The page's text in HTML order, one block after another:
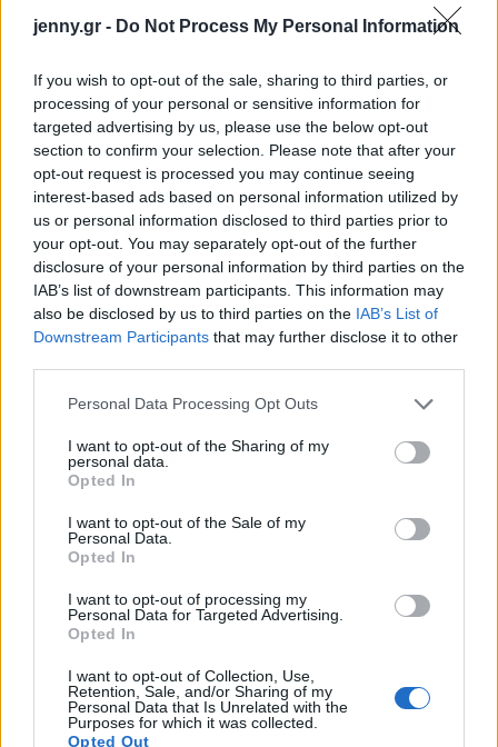
jenny.gr - Do Not Process My Personal Information
If you wish to opt-out of the sale, sharing to third parties, or
processing of your personal or sensitive information for
targeted advertising by us, please use the below opt-out
section to confirm your selection. Please note that after your
opt-out request is processed you may continue seeing
interest-based ads based on personal information utilized by
us or personal information disclosed to third parties prior to
your opt-out. You may separately opt-out of the further
disclosure of your personal information by third parties on the
IAB’s list of downstream participants. This information may
also be disclosed by us to third parties on the IAB’s List of
Downstream Participants that may further disclose it to other
Please note that this website/app uses one or more Google
not limited to your visit or usage behaviour. You may click to
grant or deny consent to Google and its third-party tags to
use your data for below specified purposes in below Google
consent section.
Personal Data Processing Opt Outs
I want to opt-out of the Sharing of my
personal data.
Opted In
I want to opt-out of the Sale of my
Personal Data.
Opted In
I want to opt-out of processing my
Personal Data for Targeted Advertising.
Opted In
I want to opt-out of Collection, Use,
Retention, Sale, and/or Sharing of my
Personal Data that Is Unrelated with the
Purposes for which it was collected.
Opted Out
Clear Chrome
A post shared by Zola Ganzorigt (@nailsbyzola)
Milky White